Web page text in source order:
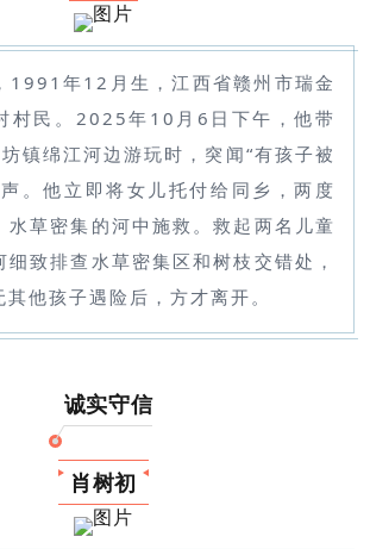
年12月生，江西省赣州市瑞金
村民。2025年10月6日下午，他带
镇绵江河边游玩时，突闻“有孩子被
。他立即将女儿托付给同乡，两度
水草密集的河中施救。救起两名儿童
细致排查水草密集区和树枝交错处，
他孩子遇险后，方才离开。
诚实守信
肖树初